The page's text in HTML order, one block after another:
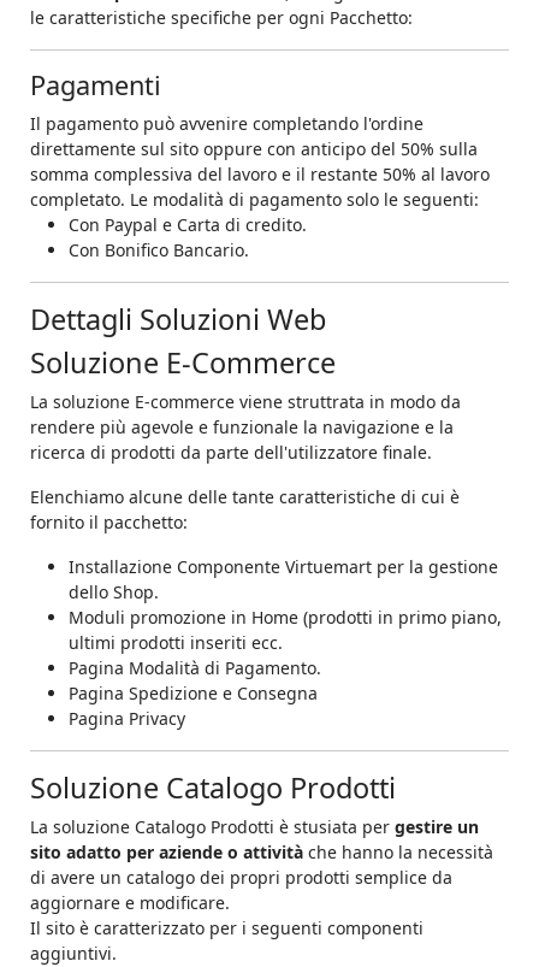
le caratteristiche specifiche per ogni Pacchetto:
Pagamenti
Il pagamento può avvenire completando l'ordine
direttamente sul sito oppure con anticipo del 50% sulla
somma complessiva del lavoro e il restante 50% al lavoro
completato. Le modalità di pagamento solo le seguenti:
Con Paypal e Carta di credito.
Con Bonifico Bancario.
Dettagli Soluzioni Web
Soluzione E-Commerce
La soluzione E-commerce viene struttrata in modo da
rendere più agevole e funzionale la navigazione e la
ricerca di prodotti da parte dell'utilizzatore finale.
Elenchiamo alcune delle tante caratteristiche di cui è
fornito il pacchetto:
Installazione Componente Virtuemart per la gestione
dello Shop.
Moduli promozione in Home (prodotti in primo piano,
ultimi prodotti inseriti ecc.
Pagina Modalità di Pagamento.
Pagina Spedizione e Consegna
Pagina Privacy
Soluzione Catalogo Prodotti
La soluzione Catalogo Prodotti è stusiata per gestire un
sito adatto per aziende o attività che hanno la necessità
di avere un catalogo dei propri prodotti semplice da
aggiornare e modificare.
Il sito è caratterizzato per i seguenti componenti
aggiuntivi.